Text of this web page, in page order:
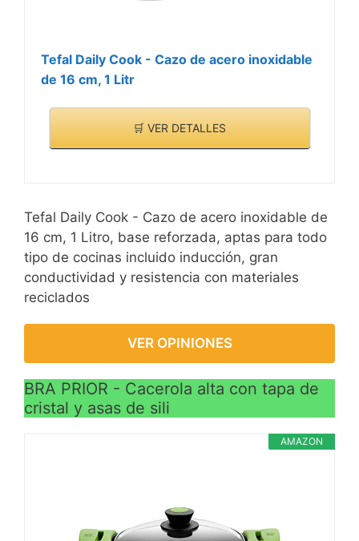
Tefal Daily Cook - Cazo de acero inoxidable
de 16 cm, 1 Litr
🛒 VER DETALLES
Tefal Daily Cook - Cazo de acero inoxidable de
16 cm, 1 Litro, base reforzada, aptas para todo
tipo de cocinas incluido inducción, gran
conductividad y resistencia con materiales
reciclados
VER OPINIONES
BRA PRIOR - Cacerola alta con tapa de
cristal y asas de sili
AMAZON